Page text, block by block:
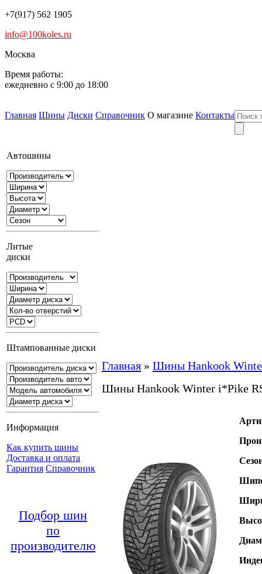
+7(917) 562 1905
info@100koles.ru
Москва
Время работы:
ежедневно с 9:00 до 18:00
Главная Шины Диски Справочник О магазине Контакты
Автошины
Литые
диски
Штампованные диски
Информация
Как купить шины
Доставка и оплата
Гарантия Справочник
Подбор шин
по
производителю
Главная » Шины Hankook
Шины Hankook Winter i*Pike